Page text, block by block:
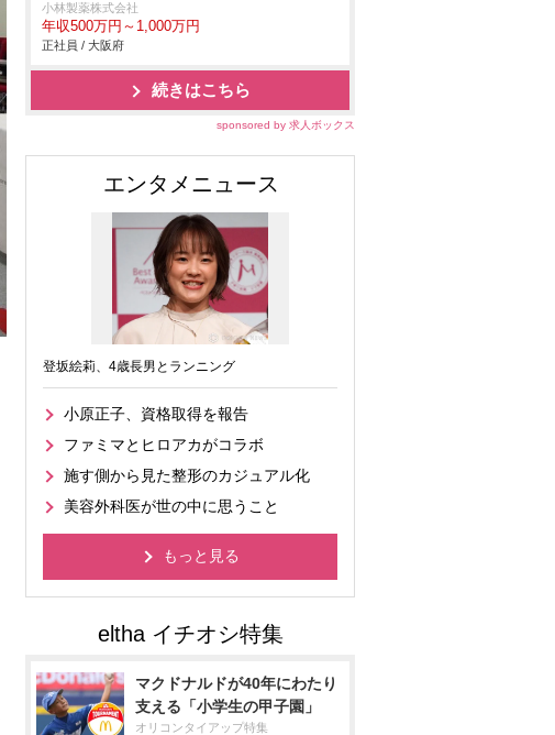
小林製薬株式会社
年収500万円～1,000万円
正社員 / 大阪府
続きはこちら
sponsored by 求人ボックス
エンタメニュース
登坂絵莉、4歳長男とランニング
小原正子、資格取得を報告
ファミマとヒロアカがコラボ
施す側から見た整形のカジュアル化
美容外科医が世の中に思うこと
もっと見る
マクドナルドが40年にわたり
支える「小学生の甲子園」
オリコンタイアップ特集